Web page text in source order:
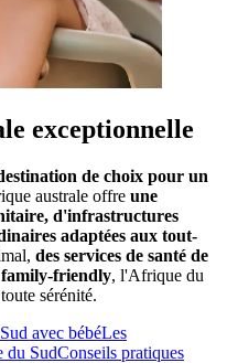
exceptionnelle
de choix pour un
australe offre une
d'infrastructures
adaptées aux tout-
des services de santé de
friendly, l'Afrique du
sérénité.
avec bébéLes
du SudConseils pratiques